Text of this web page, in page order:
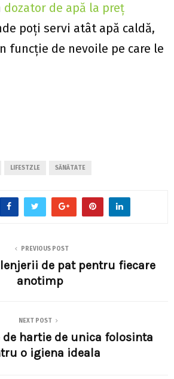
dozator de apă la preț
poți servi atât apă caldă,
funcție de nevoile pe care le
LIFESTZLE SĂNĂTATE
PREVIOUS POST
de pat pentru fiecare
anotimp
NEXT POST
hartie de unica folosinta
o igiena ideala